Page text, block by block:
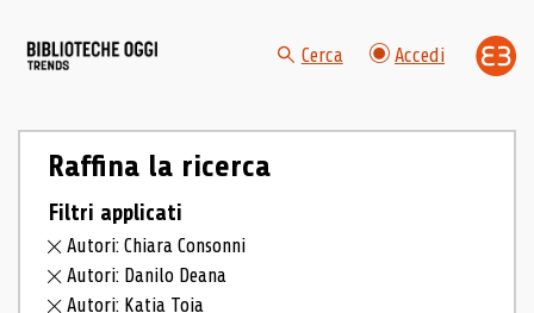
Cerca Accedi
Raffina la ricerca
Filtri applicati
Autori: Chiara Consonni
Autori: Danilo Deana
Autori: Katia Toia